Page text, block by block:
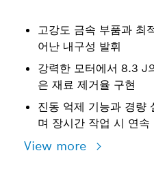
고강도 금속 부품과 최
어난 내구성 발휘
강력한 모터에서 8.3 J
은 재료 제거율 구현
진동 억제 기능과 경량
며 장시간 작업 시 연속
View more